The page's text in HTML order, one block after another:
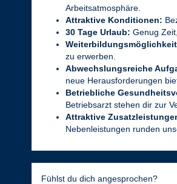
Arbeitsatmosphäre.
Attraktive Konditionen:
30 Tage Urlaub: Genug
zu erwerben.
Abwechslungsreiche
neue Herausforderungen
Betriebliche
Betriebsarzt stehen dir zur
Attraktive
Nebenleistungen runden
Fühlst du dich angesprochen?